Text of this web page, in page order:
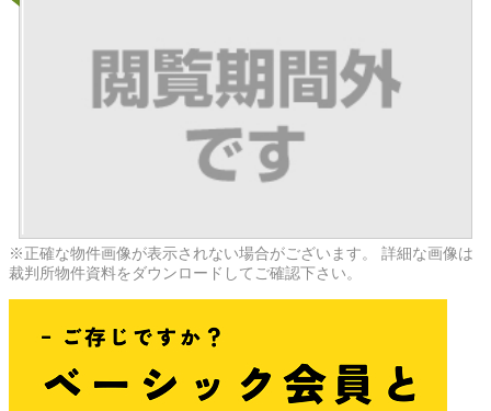
※正確な物件画像が表示されない場合がございます。 詳細な画像は
裁判所物件資料をダウンロードしてご確認下さい。